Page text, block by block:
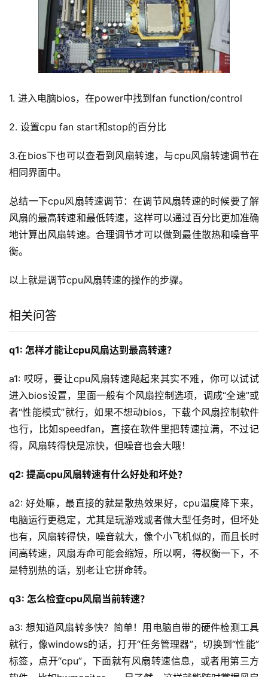
1. 进入电脑bios，在power中找到fan function/control
2. 设置cpu fan start和stop的百分比
3.在bios下也可以查看到风扇转速，与cpu风扇转速调节在
相同界面中。
总结一下cpu风扇转速调节：在调节风扇转速的时候要了解
风扇的最高转速和最低转速，这样可以通过百分比更加准确
地计算出风扇转速。合理调节才可以做到最佳散热和噪音平
衡。
以上就是调节cpu风扇转速的操作的步骤。
相关问答
q1: 怎样才能让cpu风扇达到最高转速？
a1: 哎呀，要让cpu风扇转速飚起来其实不难，你可以试试
进入bios设置，里面一般有个风扇控制选项，调成“全速”或
者“性能模式”就行，如果不想动bios，下载个风扇控制软件
也行，比如speedfan，直接在软件里把转速拉满，不过记
得，风扇转得快是凉快，但噪音也会大哦！
q2: 提高cpu风扇转速有什么好处和坏处？
a2: 好处嘛，最直接的就是散热效果好，cpu温度降下来，
电脑运行更稳定，尤其是玩游戏或者做大型任务时，但坏处
也有，风扇转得快，噪音就大，像个小飞机似的，而且长时
间高转速，风扇寿命可能会缩短，所以啊，得权衡一下，不
是特别热的话，别老让它拼命转。
q3: 怎么检查cpu风扇当前转速？
a3: 想知道风扇转多快？简单！用电脑自带的硬件检测工具
就行，像windows的话，打开“任务管理器”，切换到“性能”
标签，点开“cpu”，下面就有风扇转速信息，或者用第三方